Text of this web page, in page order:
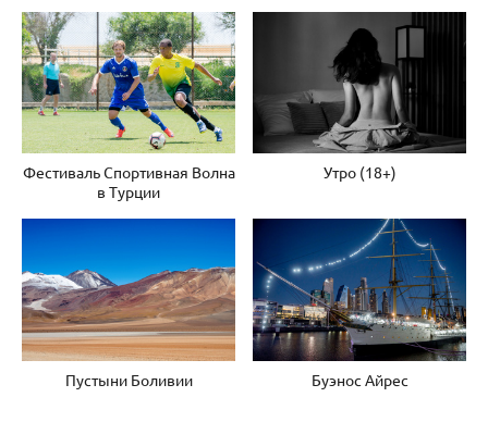
Фестиваль Спортивная Волна
в Турции
Утро (18+)
Пустыни Боливии Буэнос Айрес